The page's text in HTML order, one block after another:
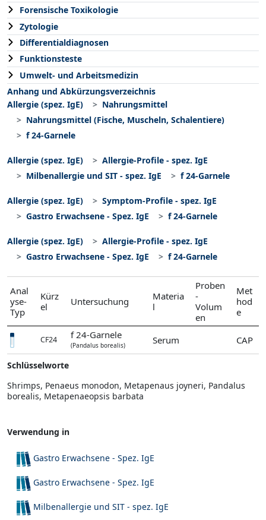
Forensische Toxikologie
Zytologie
Differentialdiagnosen
Funktionsteste
Umwelt- und Arbeitsmedizin
Anhang und Abkürzungsverzeichnis
Allergie (spez. IgE)
Nahrungsmittel
Nahrungsmittel (Fische, Muscheln, Schalentiere)
f 24-Garnele
Allergie (spez. IgE)
Allergie-Profile - spez. IgE
Milbenallergie und SIT - spez. IgE
f 24-Garnele
Allergie (spez. IgE)
Symptom-Profile - spez. IgE
Gastro Erwachsene - Spez. IgE
f 24-Garnele
Allergie (spez. IgE)
Allergie-Profile - spez. IgE
Gastro Erwachsene - Spez. IgE
f 24-Garnele
Anal
yse-
Typ
Kürz
el
Untersuchung
Materia
l
Proben
-
Volum
en
Met
hod
e
CF24 f 24-Garnele
(Pandalus borealis) Serum CAP
Schlüsselworte
Shrimps, Penaeus monodon, Metapenaus joyneri, Pandalus
borealis, Metapenaeopsis barbata
Verwendung in
Gastro Erwachsene - Spez. IgE
Gastro Erwachsene - Spez. IgE
Milbenallergie und SIT - spez. IgE